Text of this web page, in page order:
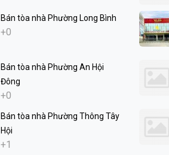
Bán tòa nhà Phường Long Bình
+0
Bán tòa nhà Phường An Hội
Đông
+0
Bán tòa nhà Phường Thông Tây
Hội
+1